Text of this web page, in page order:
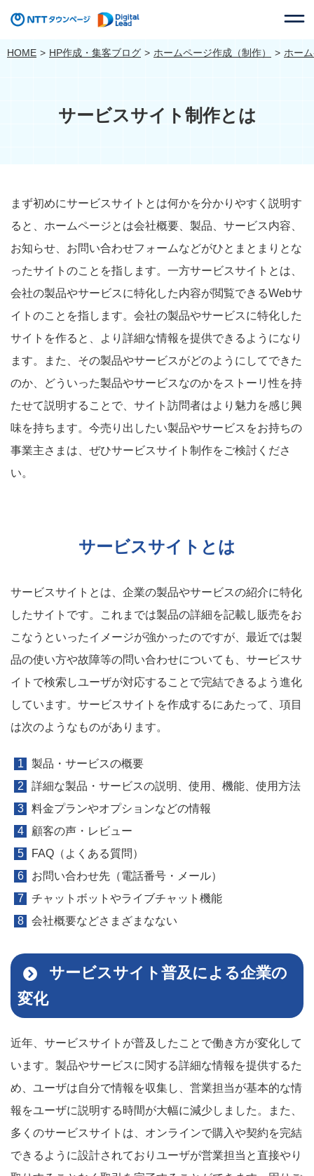
HOME HP作成・集客ブログ ホームページ作成（制作） ホー
サービスサイト制作とは
まず初めにサービスサイトとは何かを分かりやすく説明す
ると、ホームページとは会社概要、製品、サービス内容、
お知らせ、お問い合わせフォームなどがひとまとまりとな
ったサイトのことを指します。一方サービスサイトとは、
会社の製品やサービスに特化した内容が閲覧できるWebサ
イトのことを指します。会社の製品やサービスに特化した
サイトを作ると、より詳細な情報を提供できるようになり
ます。また、その製品やサービスがどのようにしてできた
のか、どういった製品やサービスなのかをストーリ性を持
たせて説明することで、サイト訪問者はより魅力を感じ興
味を持ちます。今売り出したい製品やサービスをお持ちの
事業主さまは、ぜひサービスサイト制作をご検討くださ
い。
サービスサイトとは
サービスサイトとは、企業の製品やサービスの紹介に特化
したサイトです。これまでは製品の詳細を記載し販売をお
こなうといったイメージが強かったのですが、最近では製
品の使い方や故障等の問い合わせについても、サービスサ
イトで検索しユーザが対応することで完結できるよう進化
しています。サービスサイトを作成するにあたって、項目
は次のようなものがあります。
製品・サービスの概要
詳細な製品・サービスの説明、使用、機能、使用方法
料金プランやオプションなどの情報
顧客の声・レビュー
FAQ（よくある質問）
お問い合わせ先（電話番号・メール）
チャットボットやライブチャット機能
会社概要などさまざまなない
サービスサイト普及による企業の
変化
近年、サービスサイトが普及したことで働き方が変化して
います。製品やサービスに関する詳細な情報を提供するた
め、ユーザは自分で情報を収集し、営業担当が基本的な情
報をユーザに説明する時間が大幅に減少しました。また、
多くのサービスサイトは、オンラインで購入や契約を完結
できるように設計されておりユーザが営業担当と直接やり